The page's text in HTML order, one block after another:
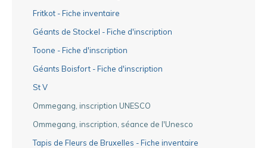
Fritkot - Fiche inventaire
Géants de Stockel - Fiche d'inscription
Toone - Fiche d'inscription
Géants Boisfort - Fiche d'inscription
St V
Ommegang, inscription UNESCO
Ommegang, inscription, séance de l'Unesco
Tapis de Fleurs de Bruxelles - Fiche inventaire